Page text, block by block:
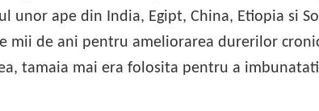
unor ape din India, Egipt, China, Etiopia si
mii de ani pentru ameliorarea durerilor
tamaia mai era folosita pentru a